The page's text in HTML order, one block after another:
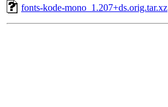
fonts-kode-mono_1.207+ds.orig.tar.xz